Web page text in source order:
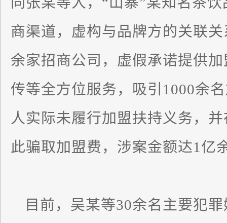
商渠道，虚构与品牌方的关联
余家招商公司，虚假承诺提供
传等全方位服务，吸引1000余
人实际未履行加盟扶持义务，
此骗取加盟费，涉案金额达1亿
目前，吴某等30余名主要犯